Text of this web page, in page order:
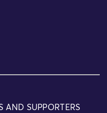
AND SUPPORTERS